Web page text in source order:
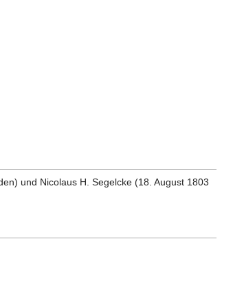
und Nicolaus H. Segelcke (18. August 1803